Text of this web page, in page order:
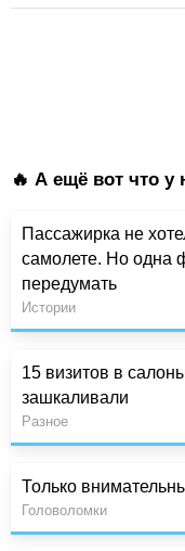
🔥 А ещё вот что у
Пассажирка не
самолете. Но одна
передумать
Истории
15 визитов в
зашкаливали
Разное
Только
Головоломки